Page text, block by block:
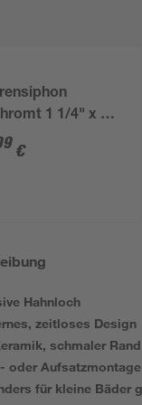
1 1/4" x 32
€
Hahnloch
zeitloses Design
schmaler Rand
oder Aufsatzmontage
für kleine Bäder